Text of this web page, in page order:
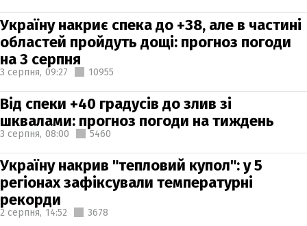
Україну накриє спека до +38, але в частині
областей пройдуть дощі: прогноз погоди
на 3 серпня
3 серпня, 09:27 10955
Від спеки +40 градусів до злив зі
шквалами: прогноз погоди на тиждень
3 серпня, 08:00 5460
Україну накрив "тепловий купол": у 5
регіонах зафіксували температурні
рекорди
2 серпня, 14:52 3678